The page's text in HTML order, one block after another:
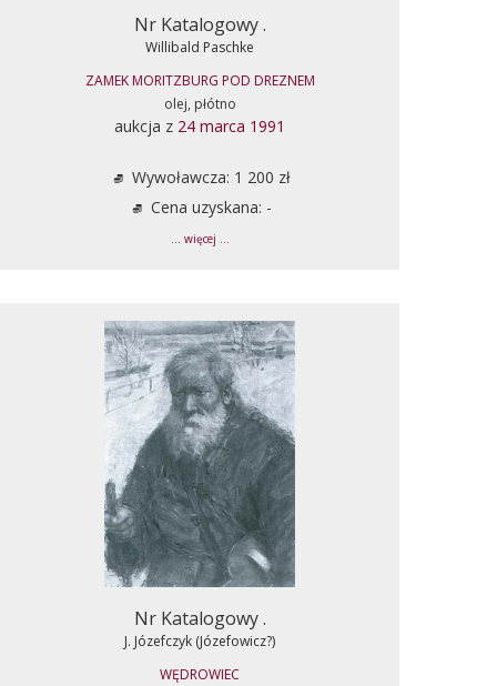
Nr Katalogowy .
Willibald Paschke
ZAMEK MORITZBURG POD DREZNEM
olej, płótno
aukcja z 24 marca 1991
Wywoławcza: 1 200 zł
Cena uzyskana: -
... więcej ...
Nr Katalogowy .
J. Józefczyk (Józefowicz?)
WĘDROWIEC